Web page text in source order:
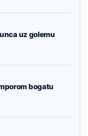
uz golemu
bogatu